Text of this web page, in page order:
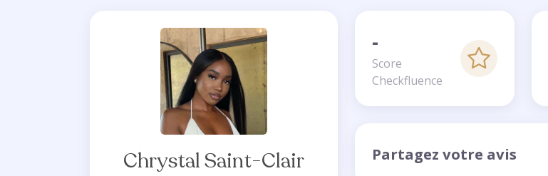
Chrystal Saint-Clair
-
Score
Checkfluence
Partagez votre avis